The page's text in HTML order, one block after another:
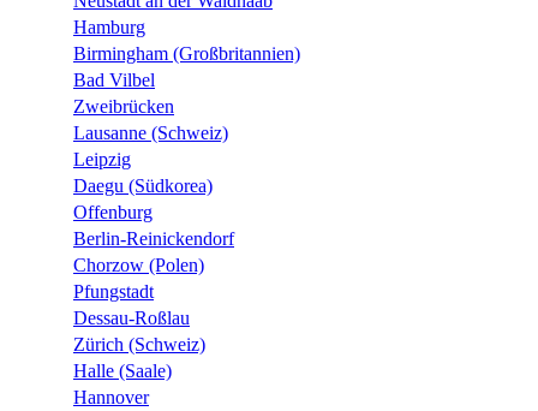
Hamburg
Birmingham (Großbritannien)
Bad Vilbel
Zweibrücken
Lausanne (Schweiz)
Leipzig
Daegu (Südkorea)
Offenburg
Berlin-Reinickendorf
Chorzow (Polen)
Pfungstadt
Dessau-Roßlau
Zürich (Schweiz)
Halle (Saale)
Hannover